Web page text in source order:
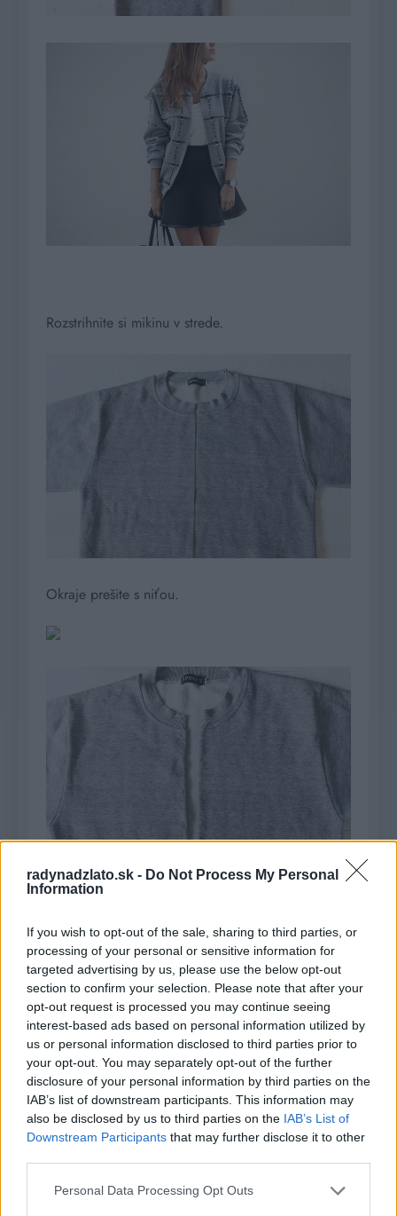
radynadzlato.sk - Do Not Process My Personal
Information
If you wish to opt-out of the sale, sharing to third parties, or
processing of your personal or sensitive information for
targeted advertising by us, please use the below opt-out
section to confirm your selection. Please note that after your
opt-out request is processed you may continue seeing
interest-based ads based on personal information utilized by
us or personal information disclosed to third parties prior to
your opt-out. You may separately opt-out of the further
disclosure of your personal information by third parties on the
IAB’s list of downstream participants. This information may
also be disclosed by us to third parties on the IAB’s List of
Downstream Participants that may further disclose it to other
Personal Data Processing Opt Outs
Rozstrihnite si mikinu v strede.
Okraje prešite s niťou.
kamienky a prilepte ich lepidlom na textil podľa
vašej fantázie.